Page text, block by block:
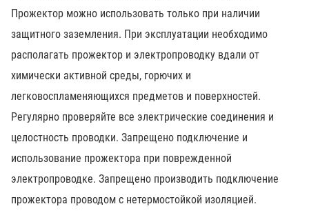
Прожектор можно использовать только при наличии
защитного заземления. При эксплуатации необходимо
располагать прожектор и электропроводку вдали от
химически активной среды, горючих и
легковоспламеняющихся предметов и поверхностей.
Регулярно проверяйте все электрические соединения и
целостность проводки. Запрещено подключение и
использование прожектора при поврежденной
электропроводке. Запрещено производить подключение
прожектора проводом с нетермостойкой изоляцией.